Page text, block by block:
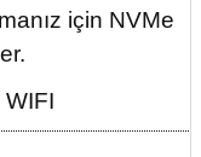
için NVMe